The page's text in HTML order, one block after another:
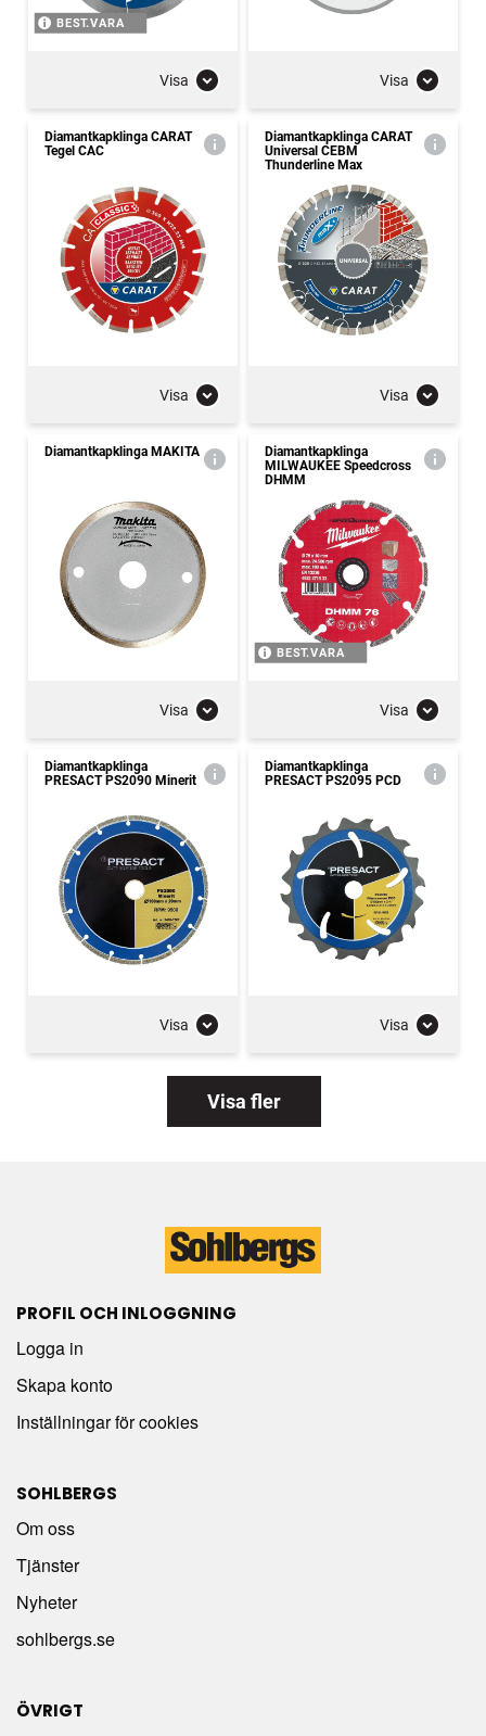
BEST.VARA
Visa Visa
Diamantkapklinga CARAT
Tegel CAC
Visa
Diamantkapklinga CARAT
Universal CEBM
Thunderline Max
Visa
Diamantkapklinga MAKITA
Visa
Diamantkapklinga
MILWAUKEE Speedcross
DHMM
BEST.VARA
Visa
Diamantkapklinga
PRESACT PS2090 Minerit
Visa
Diamantkapklinga
PRESACT PS2095 PCD
Visa
Visa fler
PROFIL OCH INLOGGNING
Logga in
Skapa konto
Inställningar för cookies
SOHLBERGS
Om oss
Tjänster
Nyheter
sohlbergs.se
ÖVRIGT